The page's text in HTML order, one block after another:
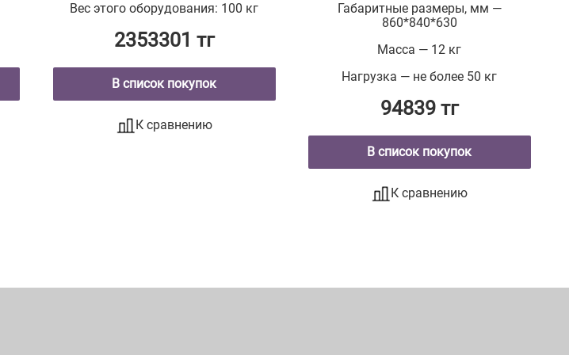
Вес этого оборудования: 100 кг
2353301 тг
В список покупок
К сравнению
Габаритные размеры, мм —
860*840*630
Масса — 12 кг
Нагрузка — не более 50 кг
94839 тг
В список покупок
К сравнению